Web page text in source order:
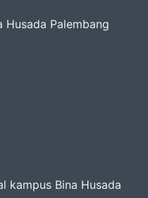
Husada Palembang
kampus Bina Husada